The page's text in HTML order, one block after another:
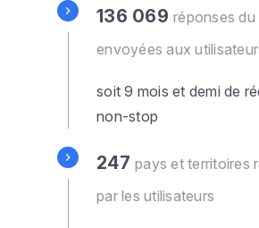
136 069 réponses
envoyées aux
soit 9 mois et demi de
non-stop
247 pays et territoires
par les utilisateurs